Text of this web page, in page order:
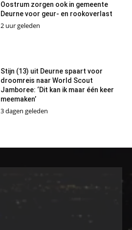
Oostrum zorgen ook in gemeente
Deurne voor geur- en rookoverlast
2 uur geleden
Stijn (13) uit Deurne spaart voor
droomreis naar World Scout
Jamboree: ‘Dit kan ik maar één keer
meemaken’
3 dagen geleden